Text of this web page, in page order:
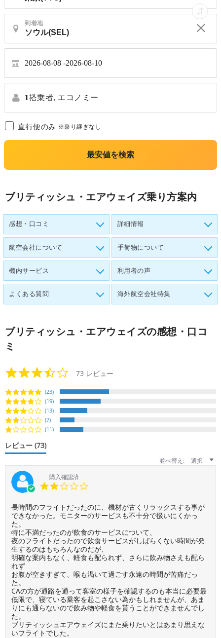
到着地
2026-08-08 2026-08-10
1搭乗者, エコノミー
直行便のみ ※乗り継ぎなし
最安値を検索
ブリティッシュ・エアウェイズ乗り方案内
感想・口コミ 詳細情報
航空会社について 手荷物について
機内サービス 利用者の声
よくある質問 海外航空会社特集
ブリティッシュ・エアウェイズの感想・口コ
ミ
3.5
star
73 レビュー
(23)
(19)
(13)
(7)
(11)
レビュー (73)
並べ替え:
選択
購入確認済
Review
by
ご
利
用
者
様
on
14
Jul
2026
review
stating
長
時
間
の
フ
ラ
イ
ト
だ
っ
た
の
に、
機
長時間のフライトだったのに、機材が古くリラックスする事が
できなかった。モニターのサービスも不十分で扱いにくかっ
た。
特に不満だったのが飲食のサービスについて、
夜のフライトだったので飲食サービスがしばらくない時間が発
生するのはもちろんなのだが、
明確な案内もなく、軽食も配られず、さらに飲み物さえも配ら
れず
お腹が空きすぎて、喉も渇いて過ごす永遠の時間が苦痛だっ
た。
CAの方が通路を通って客室の様子を確認するのも本当に必要最
低限で、寝ている乗客を起こさない為かもしれませんが、あま
りにも通らないので飲み物や軽食を貰うことができませんでし
た。
ブリティッシュエアウェイズにまた乗りたいとはあまり思えな
いフライトでした。